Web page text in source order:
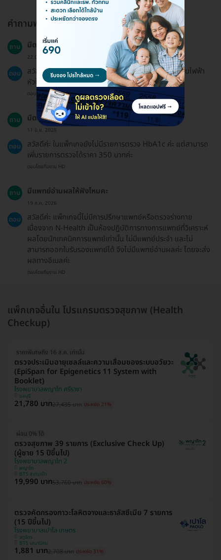
คำถามพบบ่อย
ถาม มีตรวจคลื่นหัวใจ//เอ๊กซ์สเรย์ปอดไหม่่คะ
22 มี.ค. 2026
ตอบ
สวัสดีค่ะ ทาง N Health (เอ็นเฮลท์) ไม่มีบริการตรวจคลื่นไฟฟ้า
หัวใจ (EKG) รวมถึงการตรวจ X-ray นะคะ
ตอบโดยทีมงาน HD
ถาม มีตรวจค่าน้ำตาลสะสม HbA1c ด้วยมั๊ย
11 มิ.ย. 2026
ตอบ
สวัสดีค่ะ ในแพ็กเกจยังไม่มีรายการตรวจ HbA1c ค่ะ แต่สามารถ
เพิ่มรายการตรวจได้ราคา 350 บาทค่ะ
ตอบโดยทีมงาน HD
ถาม มีแพทย์อ่านผลให้ฟังไหมคะ
19 ก.ค. 2026
ตอบ
สวัสดีค่ะ แพ็กเกจนี้ไม่มีการปรึกษาแพทย์หรือตรวจร่างกาย
เนื่องจาก N-Health เป็นห้องปฏิบัติการทางการแพทย์ที่วิเคราะห์
ผลโดยนักเทคนิคการแพทย์เท่านั้น ไม่มีแพทย์ประจำ และไม่
สามารถออกใบรับรองแพทย์ได้ จึงไม่มีแพทย์อ่านผลค่ะ โดยจะส่ง
ผลทางอีเมลค่ะ
ตอบโดยทีมงาน HD
แพ็กเกจอื่นใน โปรแกรมตรวจสุขภาพ (Health
Checkup)
ราคาพิเศษถึง 16 ส.ค. เท่านั้น
ตรวจประเมินอายุเซลล์และความเสื่อมของระบบอวัยวะ
(EpiSpan for Epigenetics 11 System with
Booklet)
โรงพยาบาลพญาไท ศรีราชา
ชลบุรี
21,780 บาท27,435 บาท ประหยัด 21%
ผ่อน 0% ได้
ตรวจสุขภาพ 39 รายการ (Exclusive Check Up)
(ผู้ชาย 15 ปีขึ้นไป)
โรงพยาบาลพญาไท 2
พญาไท
BTS สนามเป้า
19,990 บาท53,760 บาท ประหยัด 60%
ตรวจคัดกรองภาวะโลหิตจางและธาลัสซีเมีย 7 รายการ
(15 ปีขึ้นไป)
โรงพยาบาลเปาโล เกษตร
จตุจักร
BTS เสนานิคม
1,881 บาท2,708 บาท ประหยัด 31%